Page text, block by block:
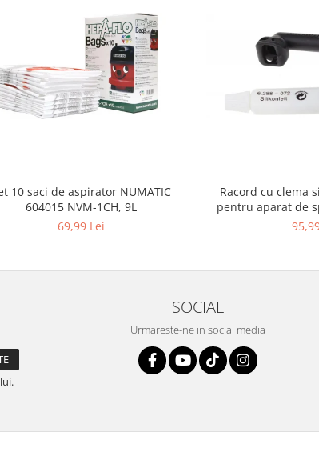
10 saci de aspirator NUMATIC
604015 NVM-1CH, 9L
69,99 Lei
Racord cu clema
pentru aparat de
KARCHER
SOCIAL
Urmareste-ne in social media